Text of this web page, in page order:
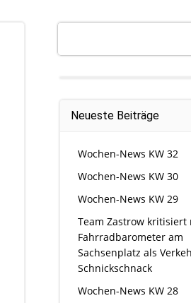
Neueste Beiträge
Wochen-News KW 32
Wochen-News KW 30
Wochen-News KW 29
Team Zastrow kritisiert
Fahrradbarometer am
Sachsenplatz als
Schnickschnack
Wochen-News KW 28